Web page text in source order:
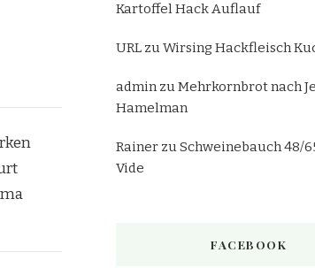
Kartoffel Hack Auflauf
URL zuWirsing Hackfleisch
adminzuMehrkornbrot nach
Hamelman
Rainer zuSchweinebauch 48/
Vide
FACEBOOK